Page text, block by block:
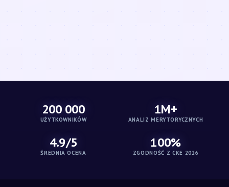
200 000
UŻYTKOWNIKÓW
1M+
ANALIZ MERYTORYCZNYCH
4.9/5
ŚREDNIA OCENA
100%
ZGODNOŚĆ Z CKE 2026